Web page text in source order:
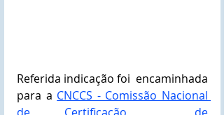
Referida indicação foi  encaminhada
para a CNCCS - Comissão Nacional